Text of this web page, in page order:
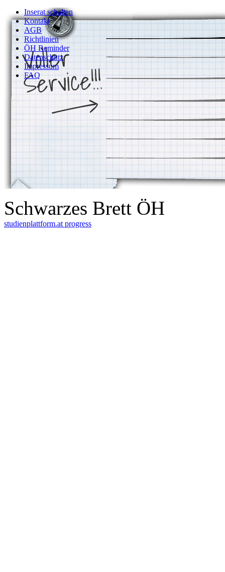
Inserat schalten
Kontakt
AGB
Richtlinien
ÖH Reminder
Datenschutz
Impressum
FAQ
Schwarzes Brett ÖH
studienplattform.at progress